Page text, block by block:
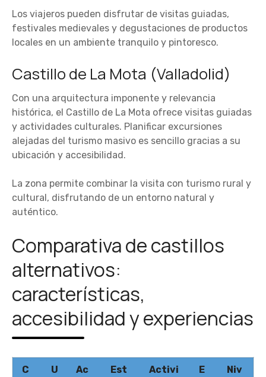
Los viajeros pueden disfrutar de visitas guiadas,
festivales medievales y degustaciones de productos
locales en un ambiente tranquilo y pintoresco.
Castillo de La Mota (Valladolid)
Con una arquitectura imponente y relevancia
histórica, el Castillo de La Mota ofrece visitas guiadas
y actividades culturales. Planificar excursiones
alejadas del turismo masivo es sencillo gracias a su
ubicación y accesibilidad.
La zona permite combinar la visita con turismo rural y
cultural, disfrutando de un entorno natural y
auténtico.
Comparativa de castillos
alternativos:
características,
accesibilidad y experiencias
C
U
Ac
Est
Activi
E
Niv